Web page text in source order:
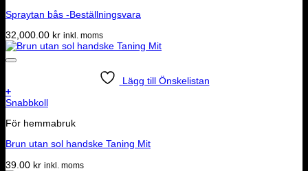
Spraytan bås -Beställningsvara
32,000.00 kr inkl. moms
Lägg till Önskelistan
+
Snabbkoll
För hemmabruk
Brun utan sol handske Taning Mit
39.00 kr inkl. moms